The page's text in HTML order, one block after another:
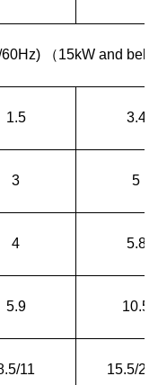
（15kW and
1.5 3.4
3 5
4 5.8
5.9 10.5
11 15.5/